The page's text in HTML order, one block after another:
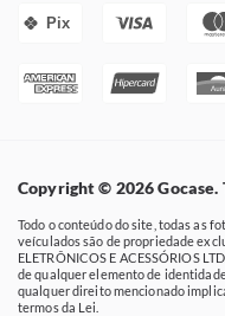
Pix
Copyright © 2026 Gocase.
Todo o conteúdo do site, todas as
veículados são de propriedade
ELETRÔNICOS E ACESSÓRIOS
de qualquer elemento de
qualquer direito mencionado
termos da Lei.